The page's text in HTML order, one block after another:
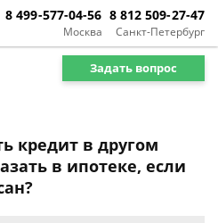
Москва
8 499-577-04-56
Санкт-Петербург
8 812 509-27-47
Задать вопрос
кредит в другом
в ипотеке, если